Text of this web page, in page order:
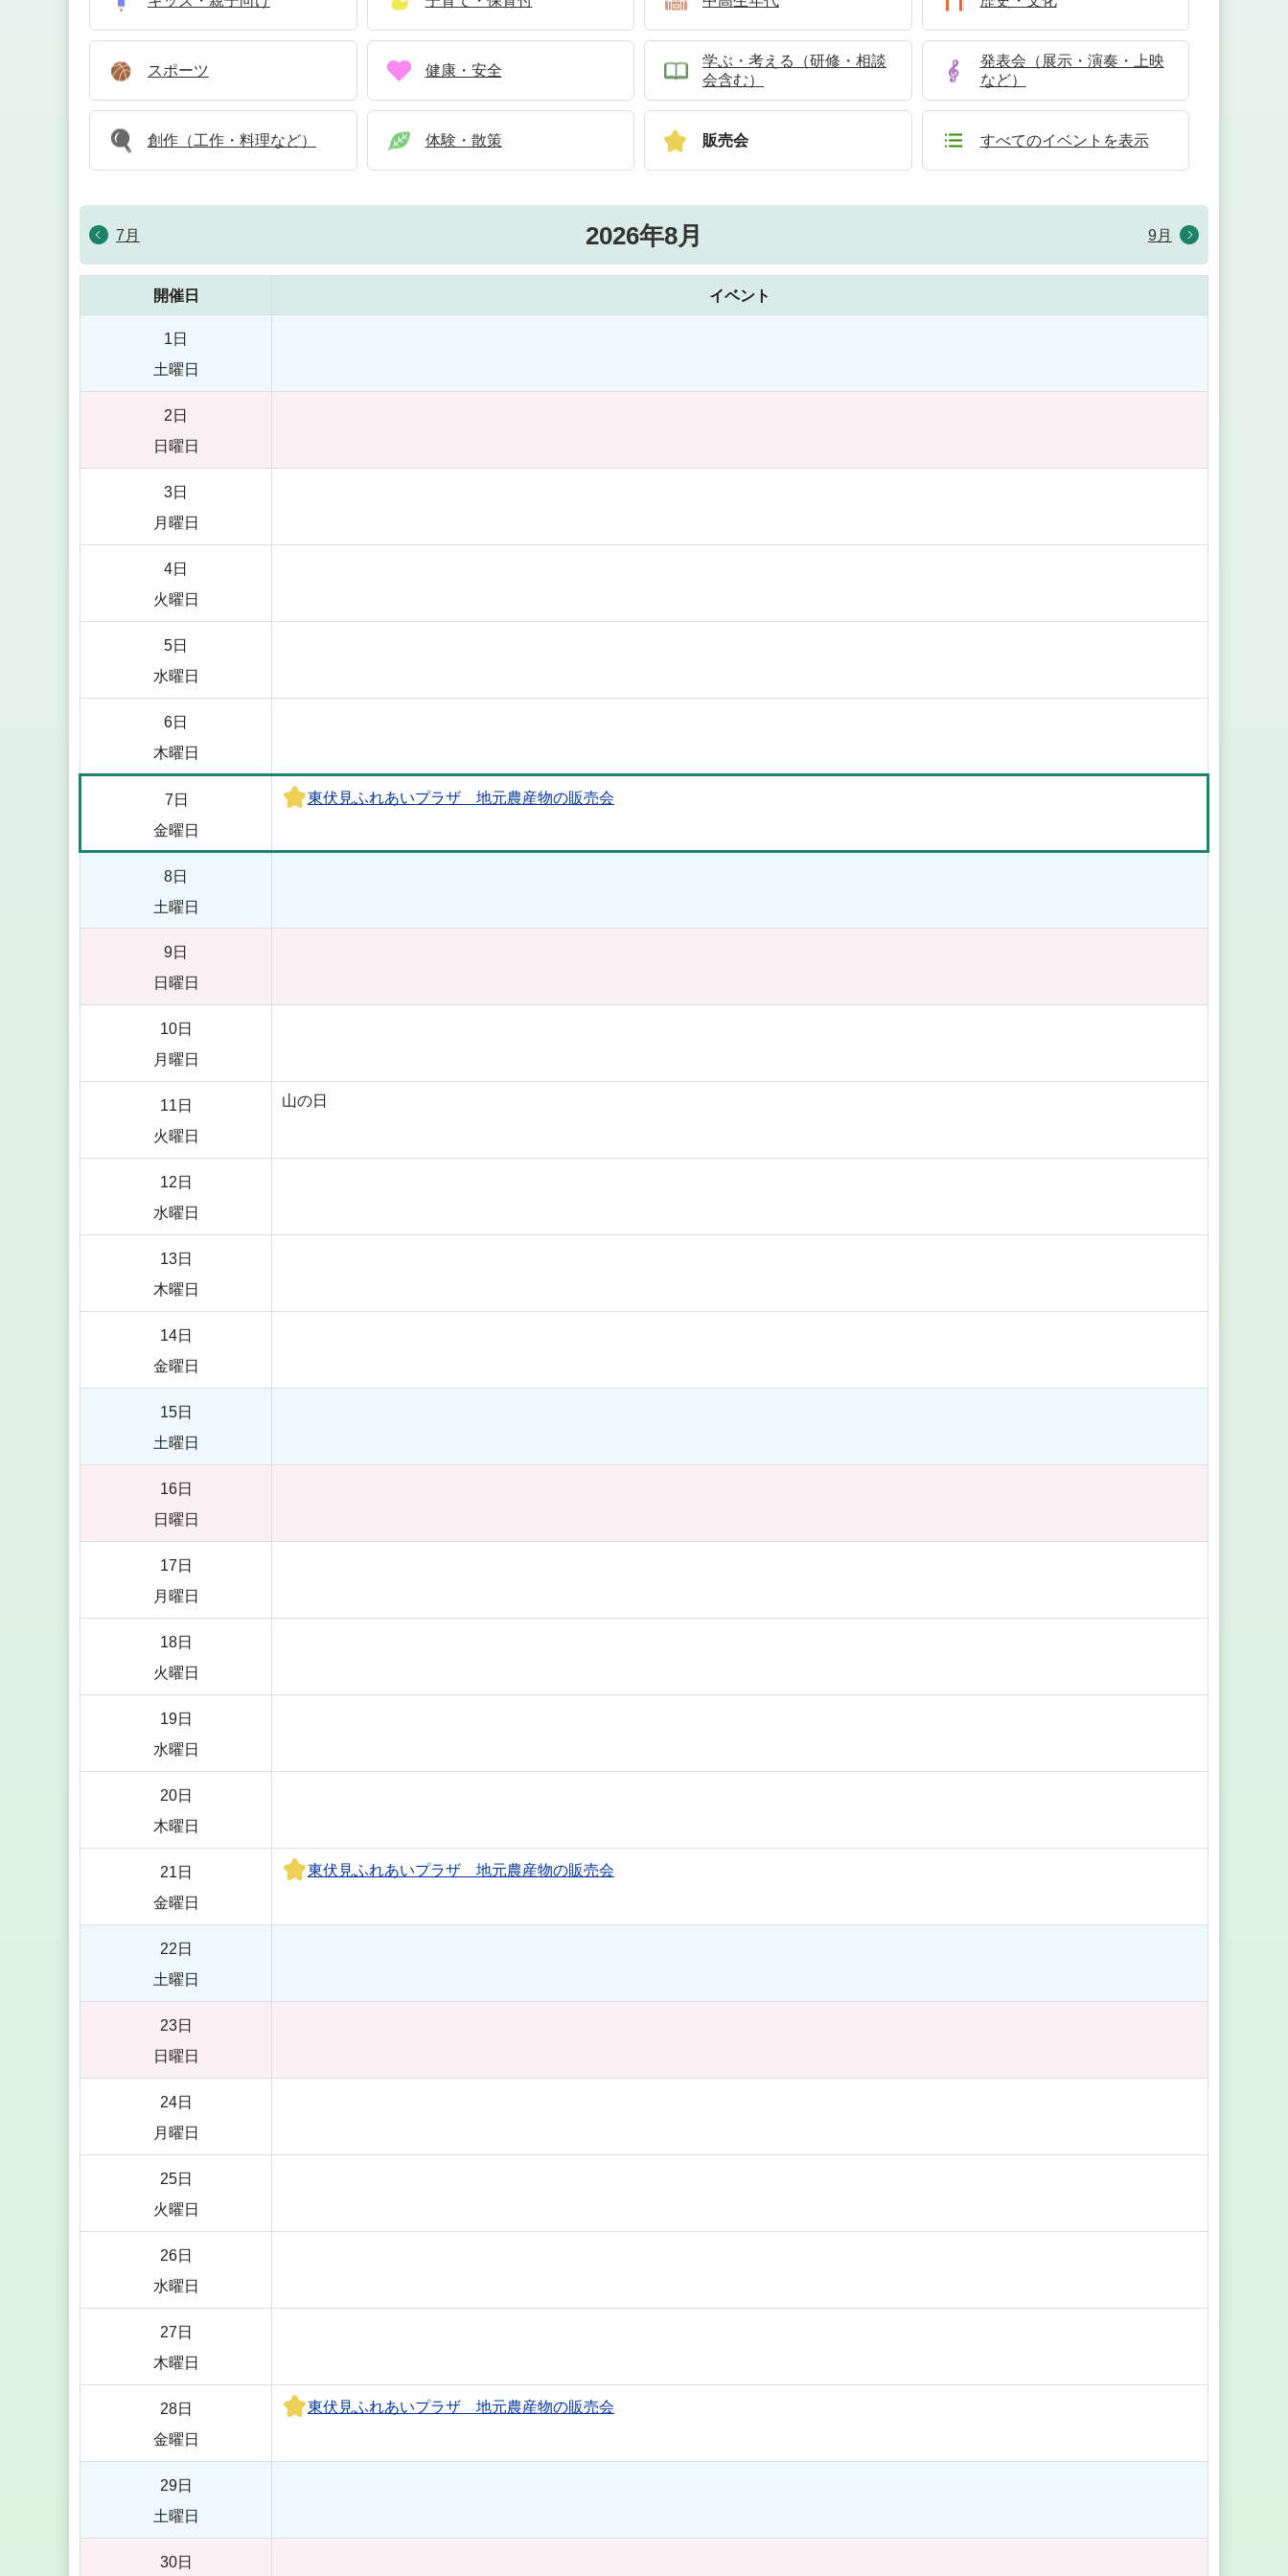
スポーツ 健康・安全
学ぶ・考える（研修・相談
会含む）
発表会（展示・演奏・上映
など）
創作（工作・料理など） 体験・散策 販売会 すべてのイベントを表示
2026年8月
7月 9月
開催日 イベント
1日
土曜日
2日
日曜日
3日
月曜日
4日
火曜日
5日
水曜日
6日
木曜日
7日
金曜日
東伏見ふれあいプラザ 地元農産物の販売会
8日
土曜日
9日
日曜日
10日
月曜日
11日
火曜日
山の日
12日
水曜日
13日
木曜日
14日
金曜日
15日
土曜日
16日
日曜日
17日
月曜日
18日
火曜日
19日
水曜日
20日
木曜日
21日
金曜日
東伏見ふれあいプラザ 地元農産物の販売会
22日
土曜日
23日
日曜日
24日
月曜日
25日
火曜日
26日
水曜日
27日
木曜日
28日
金曜日
東伏見ふれあいプラザ 地元農産物の販売会
29日
土曜日
30日